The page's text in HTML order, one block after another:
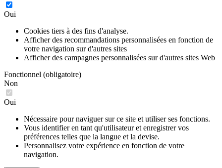
Oui
Cookies tiers à des fins d'analyse.
Afficher des recommandations personnalisées en fonction de
votre navigation sur d'autres sites
Afficher des campagnes personnalisées sur d'autres sites Web
Fonctionnel (obligatoire)
Non
Oui
Nécessaire pour naviguer sur ce site et utiliser ses fonctions.
Vous identifier en tant qu'utilisateur et enregistrer vos
préférences telles que la langue et la devise.
Personnalisez votre expérience en fonction de votre
navigation.